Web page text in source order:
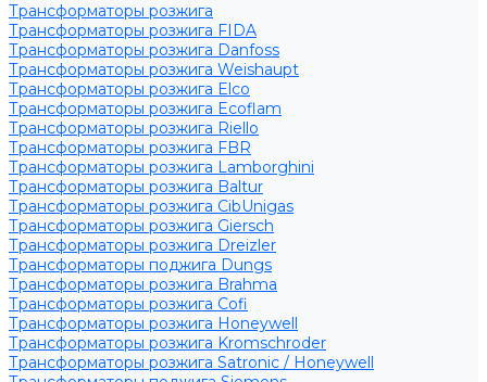
Трансформаторы розжига
Трансформаторы розжига FIDA
Трансформаторы розжига Danfoss
Трансформаторы розжига Weishaupt
Трансформаторы розжига Elco
Трансформаторы розжига Ecoflam
Трансформаторы розжига Riello
Трансформаторы розжига FBR
Трансформаторы розжига Lamborghini
Трансформаторы розжига Baltur
Трансформаторы розжига CibUnigas
Трансформаторы розжига Giersch
Трансформаторы розжига Dreizler
Трансформаторы поджига Dungs
Трансформаторы розжига Brahma
Трансформаторы розжига Cofi
Трансформаторы розжига Honeywell
Трансформаторы розжига Kromschroder
Трансформаторы розжига Satronic / Honeywell